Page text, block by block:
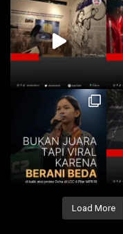
Load More